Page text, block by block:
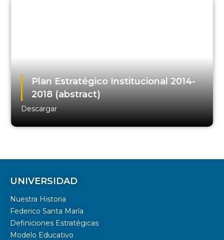
Plan Estratégico Institucional 2014-
2018 (abstract)
Descargar
UNIVERSIDAD
Nuestra Historia
Federico Santa María
Definiciones Estratégicas
Modelo Educativo